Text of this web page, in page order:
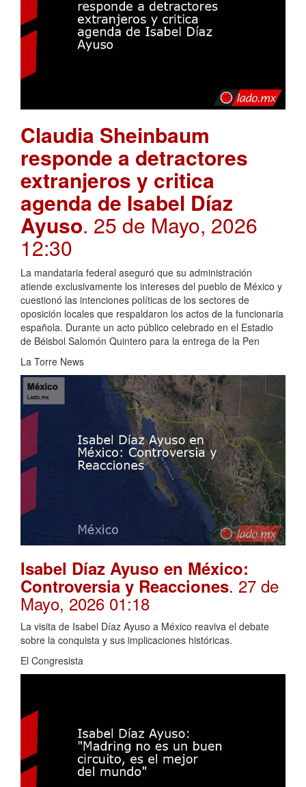
Claudia Sheinbaum
responde a detractores
extranjeros y critica
agenda de Isabel Díaz
Ayuso. 25 de Mayo, 2026
12:30
La mandataria federal aseguró que su administración
atiende exclusivamente los intereses del pueblo de México y
cuestionó las intenciones políticas de los sectores de
oposición locales que respaldaron los actos de la funcionaria
española. Durante un acto público celebrado en el Estadio
de Béisbol Salomón Quintero para la entrega de la Pen
La Torre News
Isabel Díaz Ayuso en México:
Controversia y Reacciones. 27 de
Mayo, 2026 01:18
La visita de Isabel Díaz Ayuso a México reaviva el debate
sobre la conquista y sus implicaciones históricas.
El Congresista